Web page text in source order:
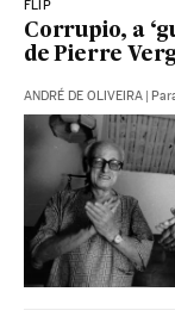
FLIP
Corrupio, a
de Pierre
ANDRÉ DE OLIVEIRA